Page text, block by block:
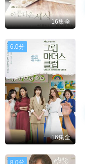
16集全
6.0分
16集全
8.0分